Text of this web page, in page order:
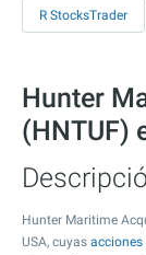
R StocksTrader
Hunter
(HNTUF)
Hunter Maritime
USA, cuyas acciones